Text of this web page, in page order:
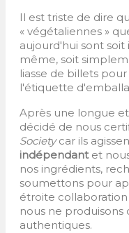
Il est triste de dire
« végétaliennes »
aujourd'hui sont
même, soit
liasse de billets
l'étiquette
Après une longue
décidé de nous
Societycar ils
indépendantet
nos ingrédients,
soumettons pour
étroite
nous ne
authentiques.